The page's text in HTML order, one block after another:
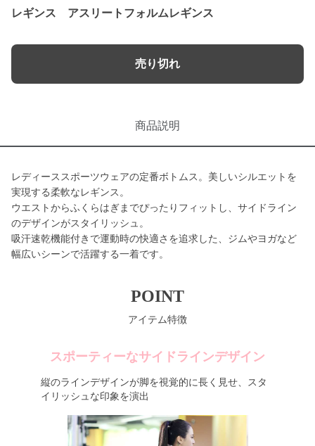
レギンス アスリートフォルムレギンス
売り切れ
商品説明
レディーススポーツウェアの定番ボトムス。美しいシルエットを
実現する柔軟なレギンス。
ウエストからふくらはぎまでぴったりフィットし、サイドライン
のデザインがスタイリッシュ。
吸汗速乾機能付きで運動時の快適さを追求した、ジムやヨガなど
幅広いシーンで活躍する一着です。
POINT
アイテム特徴
スポーティーなサイドラインデザイン
縦のラインデザインが脚を視覚的に長く見せ、スタ
イリッシュな印象を演出